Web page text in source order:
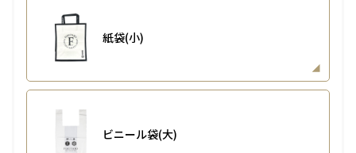
紙袋(小)
ビニール袋(大)